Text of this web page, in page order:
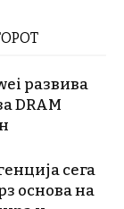
развива
DRAM
сега
основа на